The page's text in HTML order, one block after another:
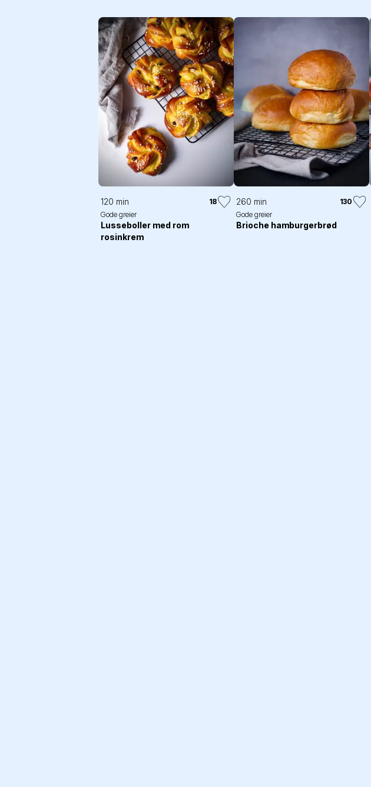
120 min
18
Gode greier
Lusseboller med rom
rosinkrem
260 min
130
Gode greier
Brioche hamburgerbrød